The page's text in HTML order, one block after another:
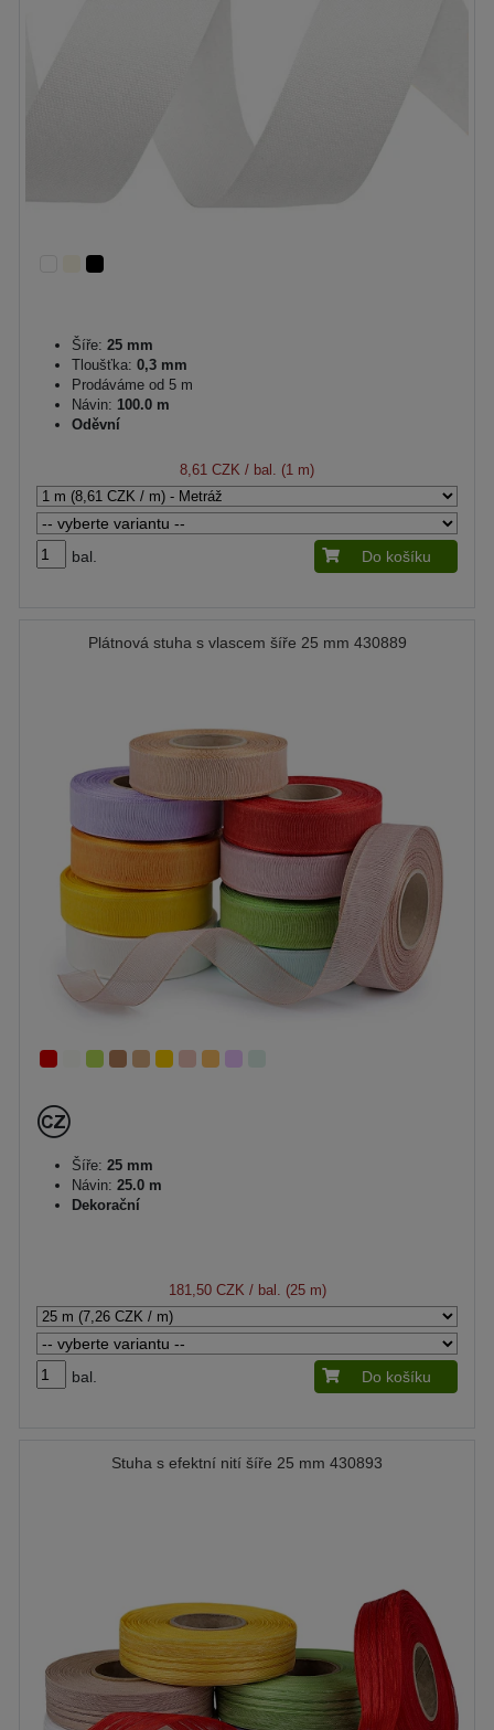
Šíře: 25 mm
Tloušťka: 0,3 mm
Prodáváme od 5 m
Návin: 100.0 m
Oděvní
8,61 CZK / bal. (1 m)
bal. Do košíku
Plátnová stuha s vlascem šíře 25 mm 430889
Šíře: 25 mm
Návin: 25.0 m
Dekorační
181,50 CZK / bal. (25 m)
bal. Do košíku
Stuha s efektní nití šíře 25 mm 430893